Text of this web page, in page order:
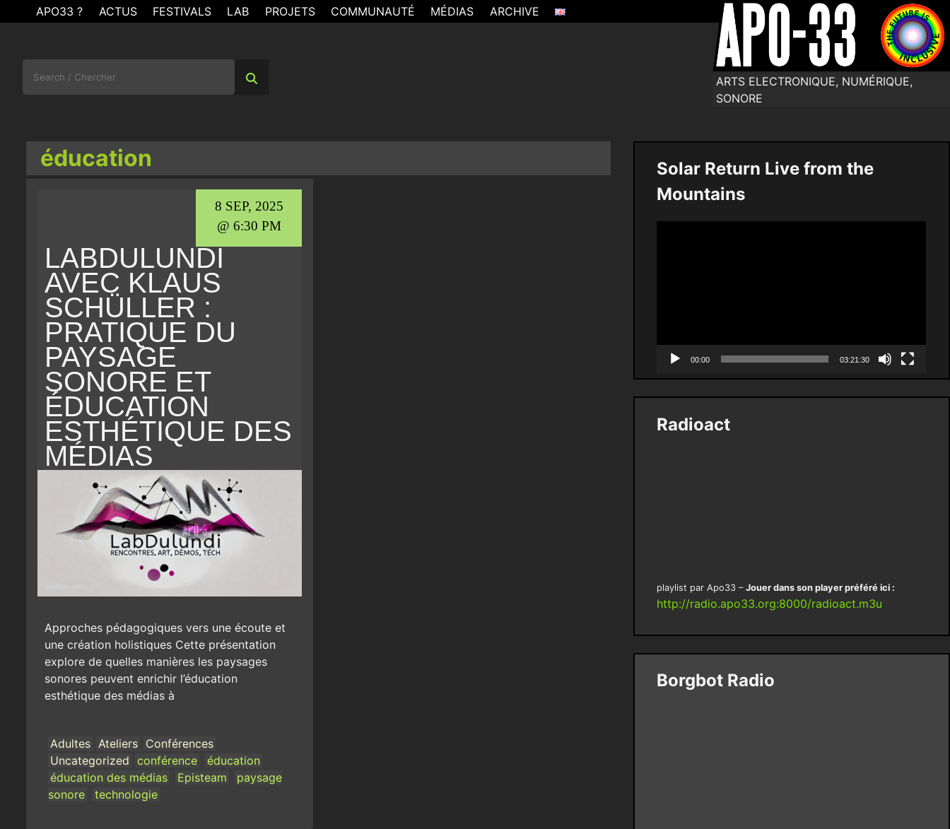
to
ARTS ELECTRONIQUE, NUMÉRIQUE,
SONORE
APO33 ? ACTUS FESTIVALS LAB PROJETS COMMUNAUTÉ MÉDIAS ARCHIVE
for:
éducation
8 SEP, 2025
@ 6:30 PM
LABDULUNDI
AVEC KLAUS
SCHÜLLER :
PRATIQUE DU
PAYSAGE
SONORE ET
ÉDUCATION
ESTHÉTIQUE DES
MÉDIAS
Approches pédagogiques vers une écoute et
une création holistiques Cette présentation
explore de quelles manières les paysages
sonores peuvent enrichir l’éducation
esthétique des médias à
Adultes Ateliers
Conférences
Uncategorized conférence
éducation
éducation des médias
Episteam
paysage
sonore
technologie
Solar Return Live from the
Mountains
00:00 03:21:30
Radioact
playlist par Apo33 –Jouer dans son player préféré ici :
http://radio.apo33.org:8000/radioact.m3u
Borgbot Radio